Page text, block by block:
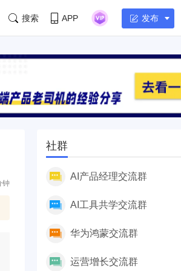
搜索 APP 发布
钟
社群
AI产品经理交流群
AI工具共学交流群
华为鸿蒙交流群
运营增长交流群